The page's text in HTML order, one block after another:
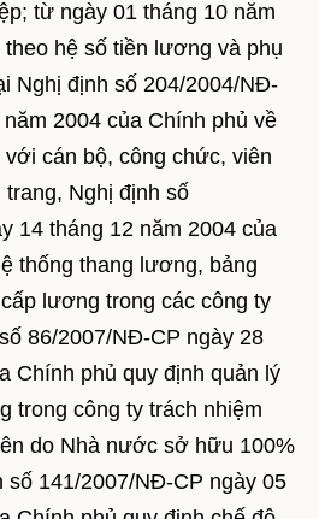
từ ngày 01 tháng 10 năm
hệ số tiền lương và phụ
Nghị định số 204/2004/NĐ-
2004 của Chính phủ về
cán bộ, công chức, viên
Nghị định số
14 tháng 12 năm 2004 của
thống thang lương, bảng
lương trong các công ty
86/2007/NĐ-CP ngày 28
Chính phủ quy định quản lý
trong công ty trách nhiệm
do Nhà nước sở hữu 100%
số 141/2007/NĐ-CP ngày 05